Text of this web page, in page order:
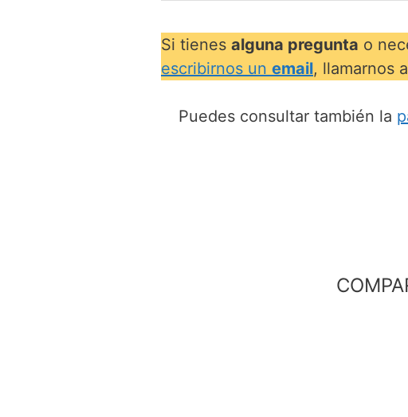
Si tienes alguna pregunta o
escribirnos un email, llamarnos
Puedes consultar también la